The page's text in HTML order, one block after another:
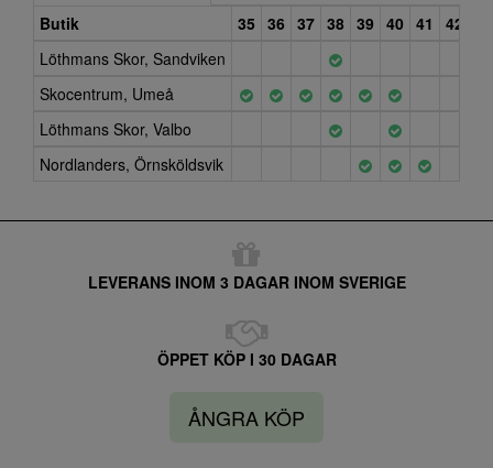
Butik
35 36 37 38 39 40 41
42
Löthmans Skor, Sandviken
Skocentrum, Umeå
Löthmans Skor, Valbo
Nordlanders, Örnsköldsvik
LEVERANS INOM 3 DAGAR INOM SVERIGE
ÖPPET KÖP I 30 DAGAR
ÅNGRA KÖP